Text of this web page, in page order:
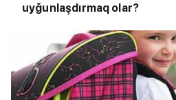
uyğunlaşdırmaq olar?